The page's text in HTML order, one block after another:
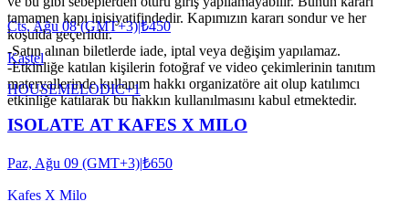
tamamen kapı inisiyatifindedir. Kapımızın kararı sondur ve her
koşulda geçerlidir.
-Satın alınan biletlerde iade, iptal veya değişim yapılamaz.
-Etkinliğe katılan kişilerin fotoğraf ve video çekimlerinin tanıtım
materyallerinde kullanım hakkı organizatöre ait olup katılımcı
etkinliğe katılarak bu hakkın kullanılmasını kabul etmektedir.
Cts, Ağu 08 (GMT+3)|₺450
Kastel
HOUSEMELODIC+1
ISOLATE AT KAFES X MILO
Paz, Ağu 09 (GMT+3)|₺650
Kafes X Milo